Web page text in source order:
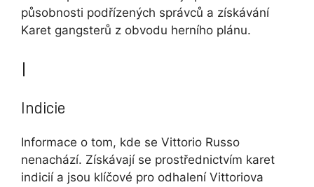
působnosti podřízených správců a získávání
Karet gangsterů z obvodu herního plánu.
I
Indicie
Informace o tom, kde se Vittorio Russo
nenachází. Získávají se prostřednictvím karet
indicií a jsou klíčové pro odhalení Vittoriova